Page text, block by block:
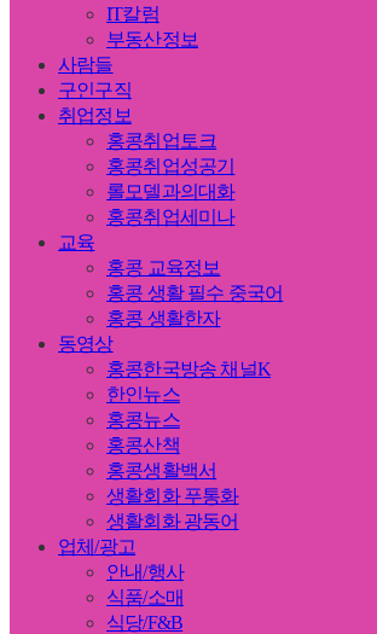
IT칼럼
부동산정보
사람들
구인구직
취업정보
홍콩취업토크
홍콩취업성공기
롤모델과의대화
홍콩취업세미나
교육
홍콩 교육정보
홍콩 생활 필수 중국어
홍콩 생활한자
동영상
홍콩한국방송 채널K
한인뉴스
홍콩뉴스
홍콩산책
홍콩생활백서
생활회화 푸통화
생활회화 광동어
업체/광고
안내/행사
식품/소매
식당/F&B